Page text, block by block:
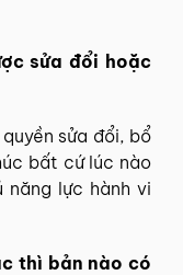
sửa đổi hoặc
sửa đổi, bổ
bất cứ lúc nào
năng lực hành vi
thì bản nào có